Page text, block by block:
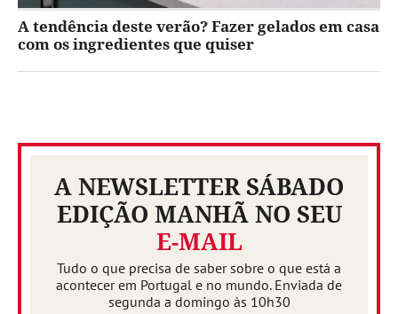
A tendência deste verão? Fazer gelados em casa
com os ingredientes que quiser
A NEWSLETTER SÁBADO
EDIÇÃO MANHÃ NO SEU
E-MAIL
Tudo o que precisa de saber sobre o que está a
acontecer em Portugal e no mundo. Enviada de
segunda a domingo às 10h30